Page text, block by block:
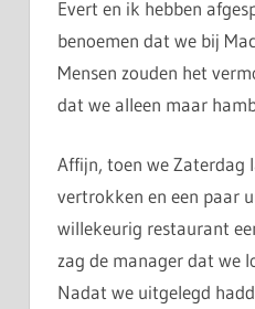
Evert en ik hebben
benoemen dat we bij
Mensen zouden het
dat we alleen maar
Affijn, toen we Zaterdag
vertrokken en een paar
willekeurig restaurant
zag de manager dat we
Nadat we uitgelegd